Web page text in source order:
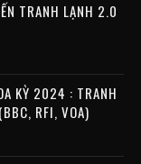
TRANH LẠNH 2.0
KỲ 2024 : TRANH
RFI, VOA)